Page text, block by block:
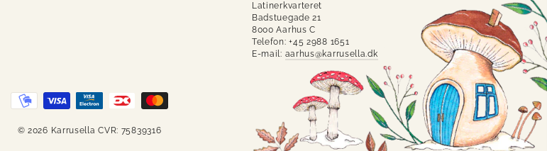
Latinerkvarteret
Badstuegade 21
8000 Aarhus C
Telefon: +45 2988 1651
E-mail: aarhus@karrusella.dk
© 2026 Karrusella CVR: 75839316